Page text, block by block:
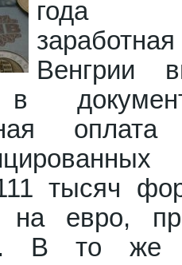
года
Венгрии
в
тысяч
на евро,
В то же